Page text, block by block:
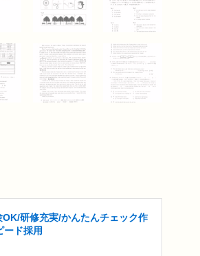
研修充実/かんたんチェック作
ード採用